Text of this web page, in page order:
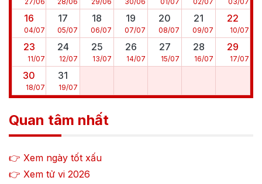
16
04/07
17
05/07
18
06/07
19
07/07
20
08/07
21
09/07
22
10/07
23
11/07
24
12/07
25
13/07
26
14/07
27
15/07
28
16/07
29
17/07
30
18/07
31
19/07
Quan tâm nhất
👉 Xem ngày tốt xấu
👉 Xem tử vi 2026